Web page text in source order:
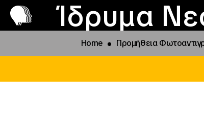
Ίδρυμα
Home Προμήθεια